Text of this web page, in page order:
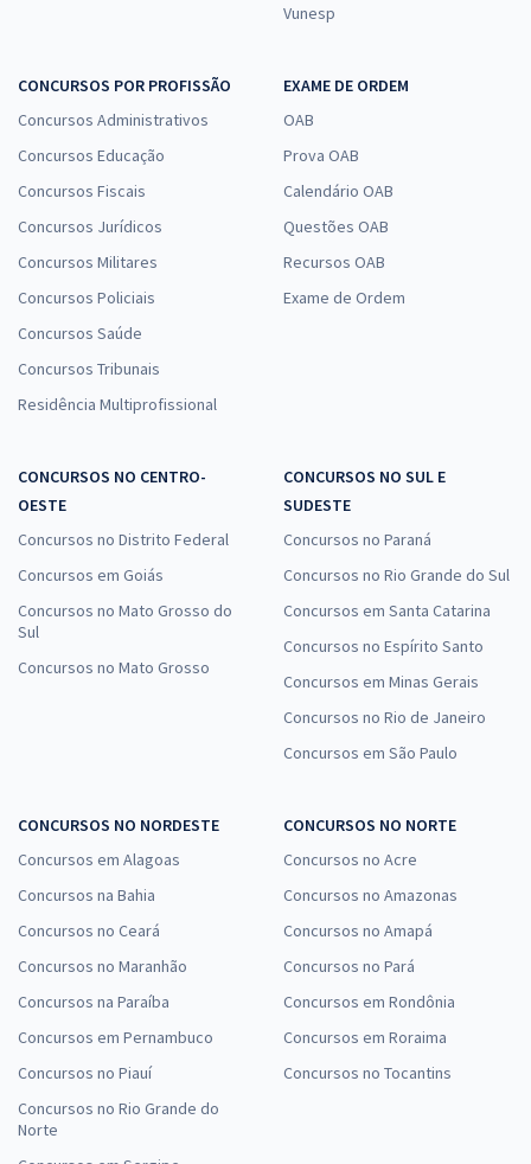
Vunesp
CONCURSOS POR PROFISSÃO
Concursos Administrativos
Concursos Educação
Concursos Fiscais
Concursos Jurídicos
Concursos Militares
Concursos Policiais
Concursos Saúde
Concursos Tribunais
Residência Multiprofissional
EXAME DE ORDEM
OAB
Prova OAB
Calendário OAB
Questões OAB
Recursos OAB
Exame de Ordem
CONCURSOS NO CENTRO-
OESTE
Concursos no Distrito Federal
Concursos em Goiás
Concursos no Mato Grosso do
Sul
Concursos no Mato Grosso
CONCURSOS NO SUL E
SUDESTE
Concursos no Paraná
Concursos no Rio Grande do Sul
Concursos em Santa Catarina
Concursos no Espírito Santo
Concursos em Minas Gerais
Concursos no Rio de Janeiro
Concursos em São Paulo
CONCURSOS NO NORDESTE
Concursos em Alagoas
Concursos na Bahia
Concursos no Ceará
Concursos no Maranhão
Concursos na Paraíba
Concursos em Pernambuco
Concursos no Piauí
Concursos no Rio Grande do
Norte
CONCURSOS NO NORTE
Concursos no Acre
Concursos no Amazonas
Concursos no Amapá
Concursos no Pará
Concursos em Rondônia
Concursos em Roraima
Concursos no Tocantins